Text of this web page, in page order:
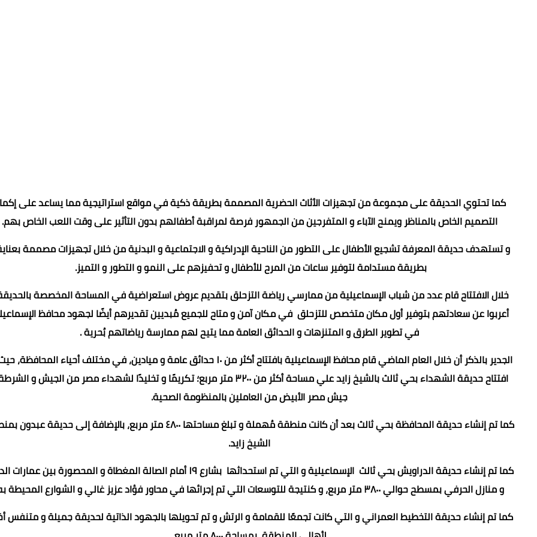
كما تحتوي الحديقة على مجموعة من تجهيزات الأثاث الحضرية المصممة بطريقة ذكية في مواقع استراتيجية مما يساعد على
التصميم الخاص بالمناظر ويمنح الآباء و المتفرجين من الجمهور فرصة لمراقبة أطفالهم بدون التأثير على وقت اللعب الخاص بهم.
و تستهدف حديقة المعرفة تشجيع الأطفال على التطور من الناحية الإدراكية و الاجتماعية و البدنية من خلال تجهيزات مصممة
بطريقة مستدامة لتوفير ساعات من المرح للأطفال و تحفيزهم على النمو و التطور و التميز.
خلال الافتتاح قام عدد من شباب الإسماعيلية من ممارسي رياضة التزحلق بتقديم عروض استعراضية في المساحة المخصصة
أعربوا عن سعادتهم بتوفير أول مكان متخصص للتزحلق في مكان آمن و متاح للجميع مُبديين تقديرهم أيضًا لجهود محافظ
في تطوير الطرق و المتنزهات و الحدائق العامة مما يتيح لهم ممارسة رياضاتهم بُحرية .
الجدير بالذكر أن خلال العام الماضي قام محافظ الإسماعيلية بافتتاح أكثر من ١٠ حدائق عامة و ميادين، في مختلف أحياء
افتتاح حديقة الشهداء بحي ثالث بالشيخ زايد علي مساحة أكثر من ٣٢٠٠ متر مربع؛ تكريمًا و تخليدًا لشهداء مصر من الجيش و
جيش مصر الأبيض من العاملين بالمنظومة الصحية.
كما تم إنشاء حديقة المحافظة بحي ثالث بعد أن كانت منطقة مُهملة و تبلغ مساحتها ٤٨٠٠ متر مربع، بالإضافة إلى حديقة
الشيخ زايد.
كما تم إنشاء حديقة الدراويش بحي ثالث الإسماعيلية و التي تم استحداثها بشارع ١٩ أمام الصالة المغطاة و المحصورة بين
و منازل الحرفي بمسطح حوالي ٣٨٠٠ متر مربع، و كنتيجة للتوسعات التي تم إجرائها في محاور فؤاد عزيز غالي و الشوارع المحيطة به.
كما تم إنشاء حديقة التخطيط العمراني و التي كانت تجمعًا للقمامة و الرتش و تم تحويلها بالجهود الذاتية لحديقة جميلة و متنفس